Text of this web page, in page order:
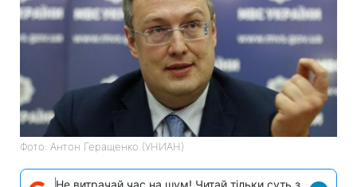
Фото: Антон Геращенко (УНИАН)
Не витрачай час на шум! Читай тільки суть з